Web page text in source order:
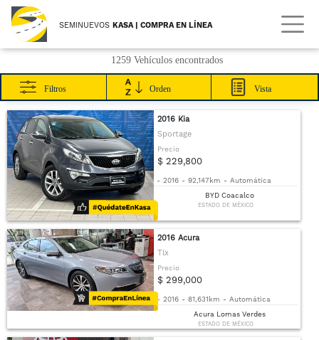
SEMINUEVOS KASA | COMPRA EN LÍNEA
1259 Vehículos encontrados
Filtros Orden Vista
2016 Kia
Sportage
Precio
$ 229,800
- 2016 - 92,147km - Automática
BYD Coacalco
ESTADO DE MÉXICO
2016 Acura
Tlx
Precio
$ 299,000
- 2016 - 81,631km - Automática
Acura Lomas Verdes
ESTADO DE MÉXICO